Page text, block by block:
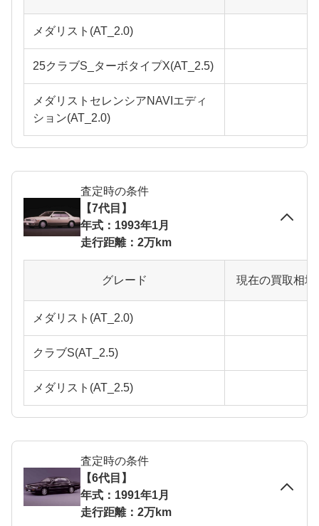
メダリスト(AT_2.0)
25クラブS_ターボタイプX(AT_2.5)
メダリストセレンシアNAVIエディ
ション(AT_2.0)
査定時の条件
【7代目】
年式：1993年1月
走行距離：2万km
グレード 現在の買取相
メダリスト(AT_2.0)
クラブS(AT_2.5)
メダリスト(AT_2.5)
査定時の条件
【6代目】
年式：1991年1月
走行距離：2万km